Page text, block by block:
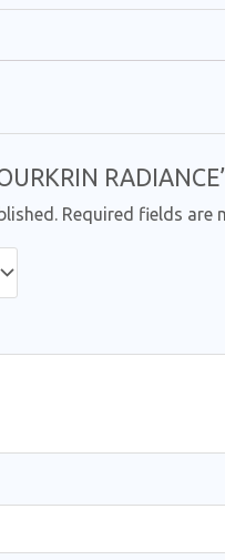
Required fields are